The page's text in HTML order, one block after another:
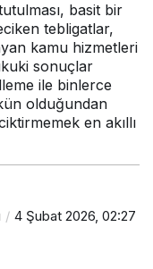
basit bir
tebligatlar,
kamu hizmetleri
sonuçlar
ile binlerce
olduğundan
en akıllı
4 Şubat 2026, 02:27